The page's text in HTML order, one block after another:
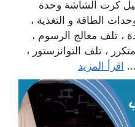
كرت الشاشة وحدة
الطاقة و التغذية ،
، تلف معالج الرسوم ،
، تلف التوانزستور ،
اقرأ المزيد